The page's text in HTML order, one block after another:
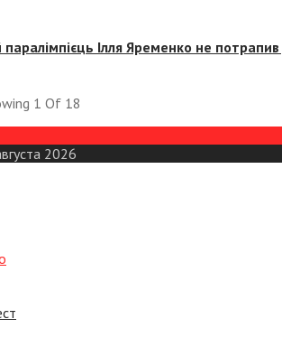
Ілля Яременко не
1 Of 18
2026